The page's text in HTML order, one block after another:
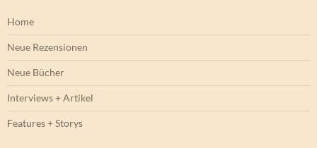
Home
Neue Rezensionen
Neue Bücher
Interviews + Artikel
Features + Storys